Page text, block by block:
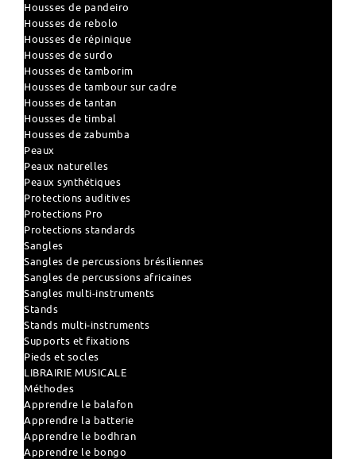
Housses de pandeiro
Housses de rebolo
Housses de répinique
Housses de surdo
Housses de tamborim
Housses de tambour sur cadre
Housses de tantan
Housses de timbal
Housses de zabumba
Peaux
Peaux naturelles
Peaux synthétiques
Protections auditives
Protections Pro
Protections standards
Sangles
Sangles de percussions brésiliennes
Sangles de percussions africaines
Sangles multi-instruments
Stands
Stands multi-instruments
Supports et fixations
Pieds et socles
LIBRAIRIE MUSICALE
Méthodes
Apprendre le balafon
Apprendre la batterie
Apprendre le bodhran
Apprendre le bongo